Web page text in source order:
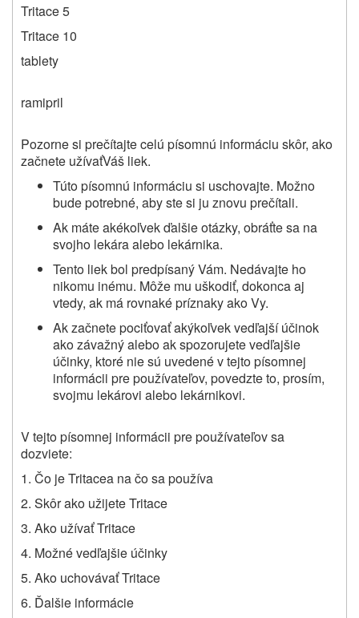
Tritace 5
Tritace 10
tablety
ramipril
Pozorne si prečítajte celú písomnú informáciu skôr, ako
začnete užívaťVáš liek.
Túto písomnú informáciu si uschovajte. Možno
bude potrebné, aby ste si ju znovu prečítali.
Ak máte akékoľvek ďalšie otázky, obráťte sa na
svojho lekára alebo lekárnika.
Tento liek bol predpísaný Vám. Nedávajte ho
nikomu inému. Môže mu uškodiť, dokonca aj
vtedy, ak má rovnaké príznaky ako Vy.
Ak začnete pociťovať akýkoľvek vedľajší účinok
ako závažný alebo ak spozorujete vedľajšie
účinky, ktoré nie sú uvedené v tejto písomnej
informácii pre používateľov, povedzte to, prosím,
svojmu lekárovi alebo lekárnikovi.
V tejto písomnej informácii pre používateľov sa
dozviete:
1. Čo jeTritacea na čo sa používa
2. Skôr ako užijeteTritace
3. Ako užívaťTritace
4. Možné vedľajšie účinky
5. Ako uchovávaťTritace
6. Ďalšie informácie